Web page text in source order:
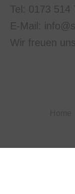
Tel: 0173 514
E-Mail:
Wir freuen